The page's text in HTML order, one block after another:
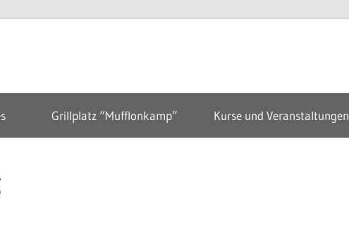
Grillplatz “Mufflonkamp” Kurse und Veranstaltungen